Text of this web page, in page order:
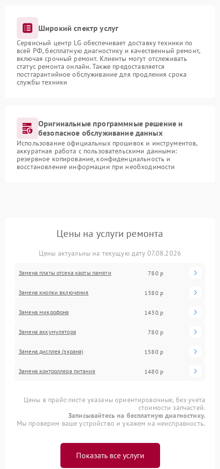
Широкий спектр услуг
Сервисный центр LG обеспечивает доставку техники по
всей РФ, бесплатную диагностику и качественный ремонт,
включая срочный ремонт. Клиенты могут отслеживать
статус ремонта онлайн. Также предоставляется
постгарантийное обслуживание для продления срока
службы техники
Оригинальные программные решение и
безопасное обслуживание данных
Использование официальных прошивок и инструментов,
аккуратная работа с пользовательскими данными:
резервное копирование, конфиденциальность и
восстановление информации при необходимости
Цены на услуги ремонта
Цены актуальны на текущую дату 07.08.2026
Замена платы отсека карты памяти 780 р
Замена кнопки включения 1380 р
Замена микрофона 1430 р
Замена аккумулятора 780 р
Замена дисплея (экрана) 1580 р
Замена контроллера питания 1480 р
Цены в прайс-листе указаны ориентировочные, без учета
стоимости запчастей.
Записывайтесь на бесплатную диагностику.
Мы проверим ваше устройство и укажем на неисправность.
Показать все услуги